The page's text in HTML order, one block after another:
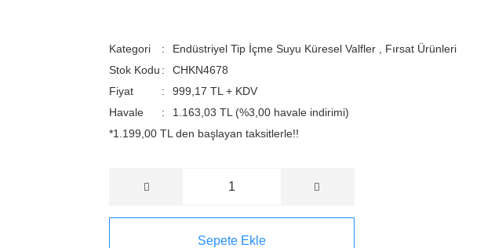
Kategori Endüstriyel Tip İçme Suyu Küresel Valfler
Fırsat Ürünleri
Stok Kodu
CHKN4678
Fiyat
999,17 TL + KDV
Havale
1.163,03 TL (%3,00 havale indirimi)
*1.199,00 TL den başlayan taksitlerle!!
Sepete Ekle